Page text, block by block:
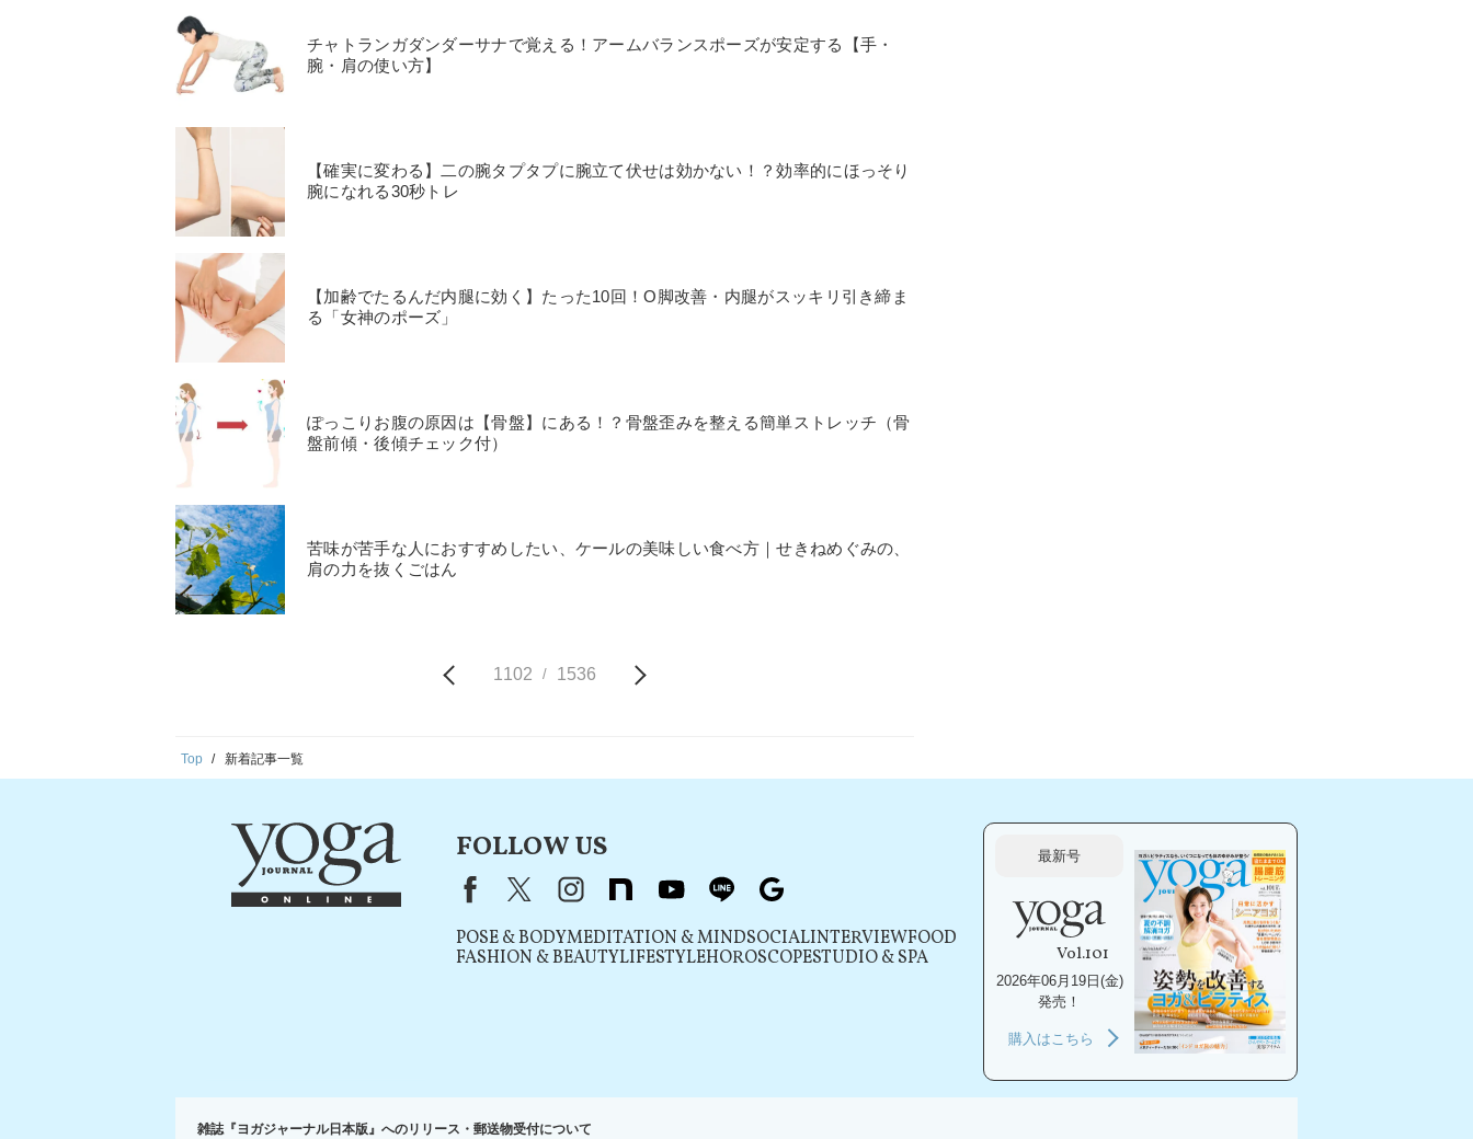
チャトランガダンダーサナで覚える！アームバランスポーズが安定する【手・
腕・肩の使い方】
【確実に変わる】二の腕タプタプに腕立て伏せは効かない！？効率的にほっそり
腕になれる30秒トレ
【加齢でたるんだ内腿に効く】たった10回！O脚改善・内腿がスッキリ引き締ま
る「女神のポーズ」
ぽっこりお腹の原因は【骨盤】にある！？骨盤歪みを整える簡単ストレッチ（骨
盤前傾・後傾チェック付）
苦味が苦手な人におすすめしたい、ケールの美味しい食べ方｜せきねめぐみの、
肩の力を抜くごはん
1102 / 1536
Top 新着記事一覧
FOLLOW US
FacebookX（旧Twitter）
instagram
note youtube line
POSE & BODYMEDITATION & MINDSOCIALINTERVIEWFOOD
FASHION & BEAUTYLIFESTYLEHOROSCOPESTUDIO & SPA
最新号
Vol.101
2026年06月19日(金)
発売！
購入はこちら
雑誌『ヨガジャーナル日本版』へのリリース・郵送物受付について